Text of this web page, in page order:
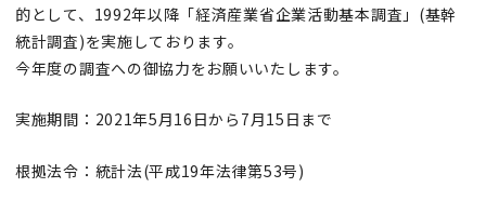
的として、1992年以降「経済産業省企業活動基本調査」(基幹
統計調査)を実施しております。
今年度の調査への御協力をお願いいたします。
実施期間：2021年5月16日から7月15日まで
根拠法令：統計法(平成19年法律第53号)